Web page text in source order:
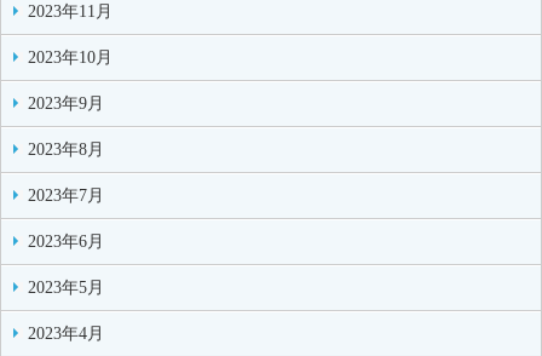
2023年11月
2023年10月
2023年9月
2023年8月
2023年7月
2023年6月
2023年5月
2023年4月